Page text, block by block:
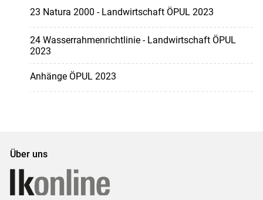
23 Natura 2000 - Landwirtschaft ÖPUL 2023
24 Wasserrahmenrichtlinie - Landwirtschaft ÖPUL
2023
Anhänge ÖPUL 2023
Über uns